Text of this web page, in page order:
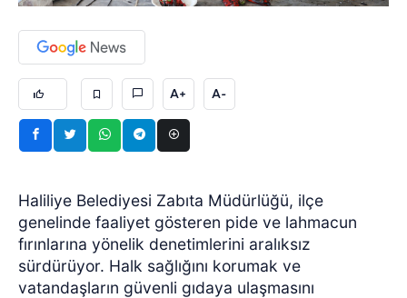
A+ A-
Haliliye Belediyesi Zabıta Müdürlüğü, ilçe
genelinde faaliyet gösteren pide ve lahmacun
fırınlarına yönelik denetimlerini aralıksız
sürdürüyor. Halk sağlığını korumak ve
vatandaşların güvenli gıdaya ulaşmasını